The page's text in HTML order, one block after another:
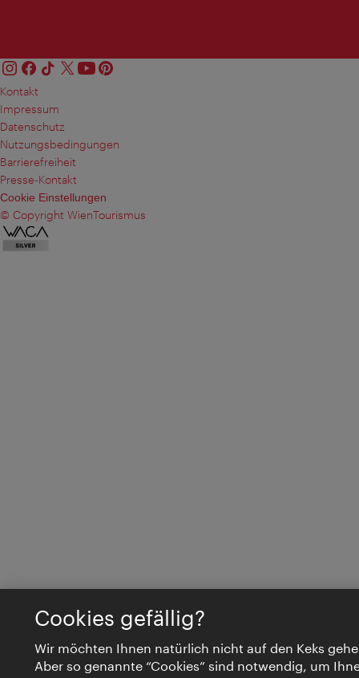
Kontakt
Impressum
Datenschutz
Nutzungsbedingungen
Barrierefreiheit
Presse-Kontakt
Cookie Einstellungen
© Copyright WienTourismus
Cookies gefällig?
Wir möchten Ihnen natürlich nicht auf den Keks
Aber so genannte “Cookies” sind notwendig, um